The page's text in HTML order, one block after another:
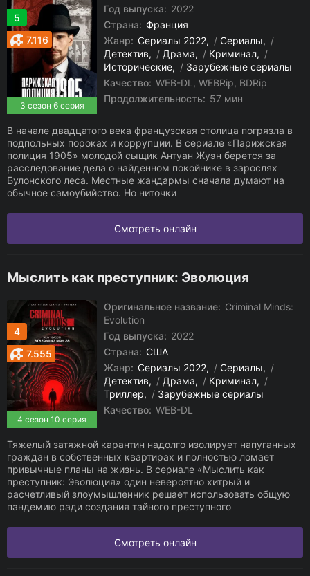
5
3 сезон 6 серия
7.116
Год выпуска: 2022
Страна: Франция
Жанр: Сериалы 2022 / Сериалы
/
Детектив
/ Драма / Криминал
/
Исторические
/ Зарубежные сериалы
Качество: WEB-DL, WEBRip, BDRip
Продолжительность: 57 мин
В начале двадцатого века французская столица погрязла в
подпольных пороках и коррупции. В сериале «Парижская
полиция 1905» молодой сыщик Антуан Жуэн берется за
расследование дела о найденном покойнике в зарослях
Булонского леса. Местные жандармы сначала думают на
обычное самоубийство. Но ниточки
Смотреть онлайн
Мыслить как преступник: Эволюция
4
4 сезон 10 серия
7.555
Оригинальное название: Criminal Minds:
Evolution
Год выпуска: 2022
Страна: США
Жанр: Сериалы 2022 / Сериалы
/
Детектив
/ Драма / Криминал
/
Триллер
/ Зарубежные сериалы
Качество: WEB-DL
Тяжелый затяжной карантин надолго изолирует напуганных
граждан в собственных квартирах и полностью ломает
привычные планы на жизнь. В сериале «Мыслить как
преступник: Эволюция» один невероятно хитрый и
расчетливый злоумышленник решает использовать общую
пандемию ради создания тайного преступного
Смотреть онлайн